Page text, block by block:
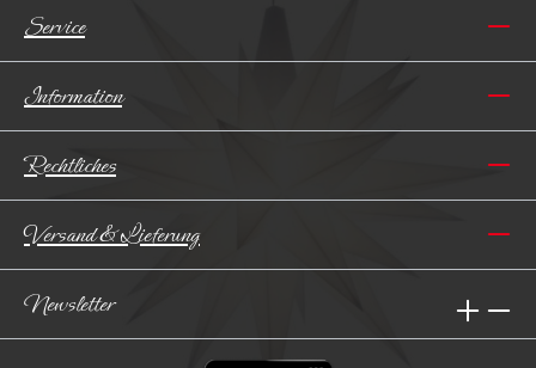
Service
Information
Rechtliches
Versand & Lieferung
Newsletter